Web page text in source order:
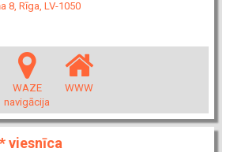
8, Rīga, LV-1050
WAZE
navigācija
WWW
viesnīca